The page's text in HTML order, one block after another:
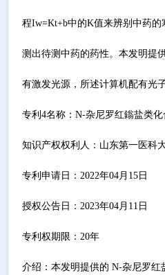
程Iw=Kt+b中的K值来辨别中药
测出待测中药的药性。本发明提
有激发光源，所述计算机配有光
专利4名称：N-杂尼罗红鎓盐类
知识产权权利人：山东第一医科
专利申请日：2022年04月15日
授权公告日：2023年04月11日
专利权期限：20年
介绍：本发明提供的 N-杂尼罗